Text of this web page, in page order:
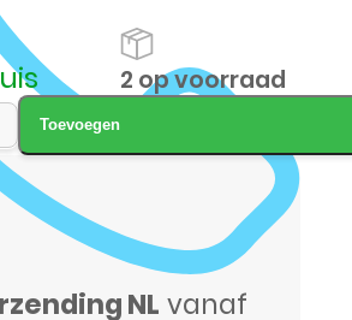
Toevoegen
2 op voorraad
NL vanaf